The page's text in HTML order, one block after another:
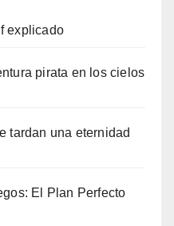
explicado
pirata en los cielos
tardan una eternidad
El Plan Perfecto